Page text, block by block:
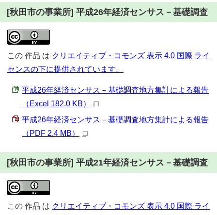
[秋田市の事業所] 平成26年経済センサス－基礎調査
この 作品 は クリエイティブ・コモンズ 表示 4.0 国際 ライ
センスの下に提供されています。
平成26年経済センサス－基礎調査地方集計による報告
（Excel 182.0 KB）
平成26年経済センサス－基礎調査地方集計による報告
（PDF 2.4 MB）
[秋田市の事業所] 平成21年経済センサス－基礎調査
この 作品 は クリエイティブ・コモンズ 表示 4.0 国際 ライ